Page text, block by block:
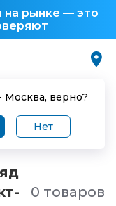
на рынке — это
Москва, верно?
Нет
Ноутбуки
0 товаров